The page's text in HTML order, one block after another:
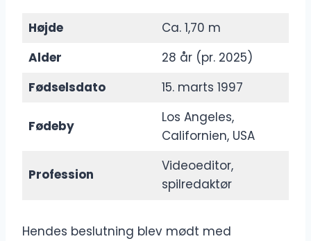
Højde
Ca. 1,70 m
Alder
28 år (pr. 2025)
Fødselsdato
15. marts 1997
Fødeby
Los Angeles,
Californien, USA
Profession
Videoeditor,
spilredaktør
Hendes beslutning blev mødt med